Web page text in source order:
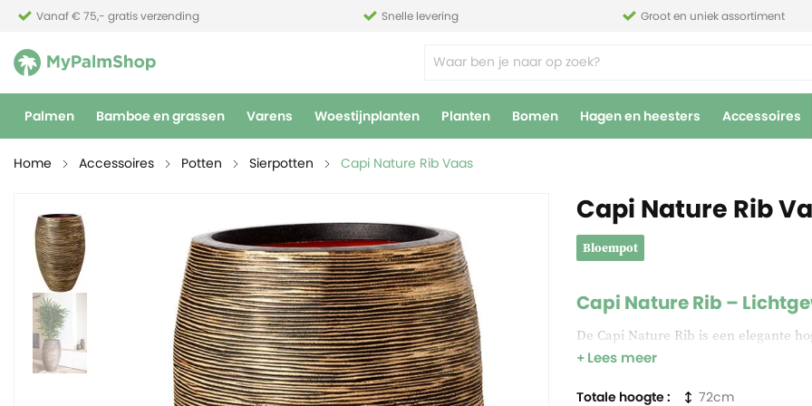
Vanaf € 75,- gratis verzending Snelle levering Groot en uniek assortiment
Palmen Bamboe en grassen Varens Woestijnplanten Planten Bomen Hagen en heesters Accessoires
Home Accessoires Potten Sierpotten Capi Nature Rib Vaas
Capi Nature Rib
Bloempot
Capi Nature Rib –
De Capi Nature Rib is een elegante
afwerking geeft de pot een unieke
Lees meer
Totale hoogte 72